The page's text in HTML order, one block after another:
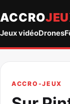
ACCRO
Jeux vidéoDrones
ACCRO-JEUX